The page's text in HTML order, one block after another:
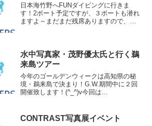
日本海竹野へFUNダイビングに行きま
す！2ボート予定ですが、３ボートも潜れ
ますよ～まだまだ残席ありますので、お
水中写真家・茂野優太氏と行く鵜
来島ツアー
今年のゴールデンウィークは高知県の秘
境・鵜来島で決まり！G.W.期間中に２回
開催致します！(^_^)v今回は
潜る前にフォトセミナーを聞いて、鵜
CONTRAST写真展イベント